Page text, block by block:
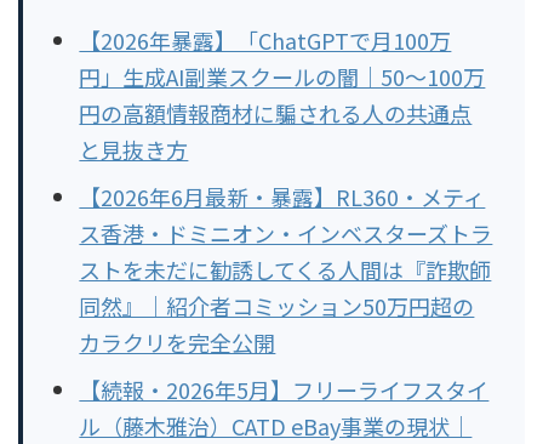
【2026年暴露】「ChatGPTで月100万
円」生成AI副業スクールの闇｜50〜100万
円の高額情報商材に騙される人の共通点
と見抜き方
【2026年6月最新・暴露】RL360・メティ
ス香港・ドミニオン・インベスターズトラ
ストを未だに勧誘してくる人間は『詐欺師
同然』｜紹介者コミッション50万円超の
カラクリを完全公開
【続報・2026年5月】フリーライフスタイ
ル（藤木雅治）CATD eBay事業の現状｜